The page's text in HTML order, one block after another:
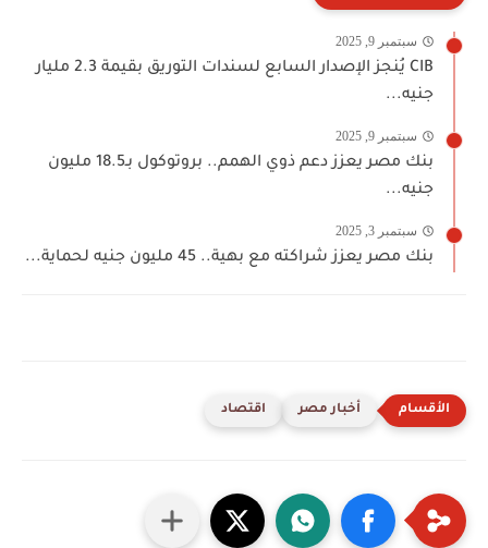
سبتمبر 9, 2025
CIB يُنجز الإصدار السابع لسندات التوريق بقيمة 2.3 مليار
جنيه...
سبتمبر 9, 2025
بنك مصر يعزز دعم ذوي الهمم.. بروتوكول بـ18.5 مليون
جنيه...
سبتمبر 3, 2025
بنك مصر يعزز شراكته مع بهية.. 45 مليون جنيه لحماية...
أخبار مصر اقتصاد